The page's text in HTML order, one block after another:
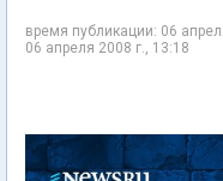
время публикации: 06
06 апреля 2008 г., 13:18